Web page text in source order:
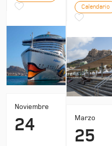
Noviembre
24
Calendario
Marzo
25